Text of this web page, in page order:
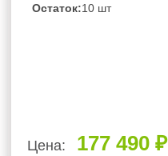
Остаток:10 шт
Цена: 177 490 ₽